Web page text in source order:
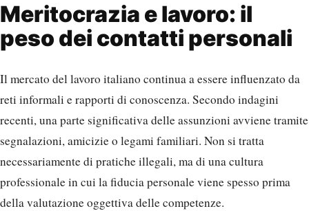
Meritocrazia e lavoro: il
peso dei contatti personali
Il mercato del lavoro italiano continua a essere influenzato da
reti informali e rapporti di conoscenza. Secondo indagini
recenti, una parte significativa delle assunzioni avviene tramite
segnalazioni, amicizie o legami familiari. Non si tratta
necessariamente di pratiche illegali, ma di una cultura
professionale in cui la fiducia personale viene spesso prima
della valutazione oggettiva delle competenze.